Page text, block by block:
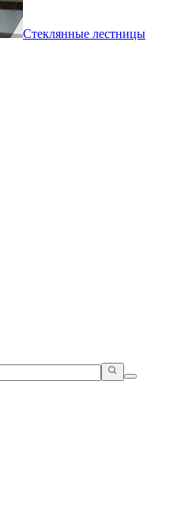
Стеклянные лестницы